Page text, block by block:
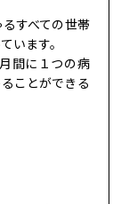
すべての世帯
います。
間に１つの病
ことができる